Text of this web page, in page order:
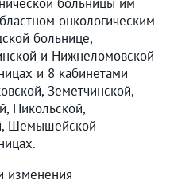
онкологическим
больнице,
и Нижнеломовской
и 8 кабинетами
Земетчинской,
Никольской,
Шемышейской
изменения